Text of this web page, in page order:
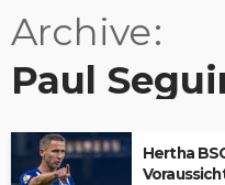
Archive
Paul
Hertha